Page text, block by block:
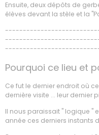
Ensuite, deux dépôts de
élèves devant la stèle et la
Pourquoi ce lieu et
Ce fut le dernier endroit où
dernière visite ... leur
Il nous paraissait " logique "
année ces derniers instants